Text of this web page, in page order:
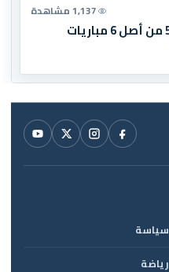
1,137 مشاهدة
مرة أخرى.. "الأسود" يلعبون 5 من أصل 6 مباريات
سياسة
رياضة